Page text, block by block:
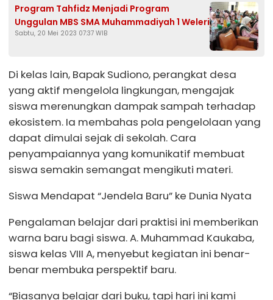
Program Tahfidz Menjadi Program
Unggulan MBS SMA Muhammadiyah 1 Weleri
Sabtu, 20 Mei 2023 07:37 WIB
Di kelas lain, Bapak Sudiono, perangkat desa
yang aktif mengelola lingkungan, mengajak
siswa merenungkan dampak sampah terhadap
ekosistem. Ia membahas pola pengelolaan yang
dapat dimulai sejak di sekolah. Cara
penyampaiannya yang komunikatif membuat
siswa semakin semangat mengikuti materi.
Siswa Mendapat “Jendela Baru” ke Dunia Nyata
Pengalaman belajar dari praktisi ini memberikan
warna baru bagi siswa. A. Muhammad Kaukaba,
siswa kelas VIII A, menyebut kegiatan ini benar-
benar membuka perspektif baru.
“Biasanya belajar dari buku, tapi hari ini kami